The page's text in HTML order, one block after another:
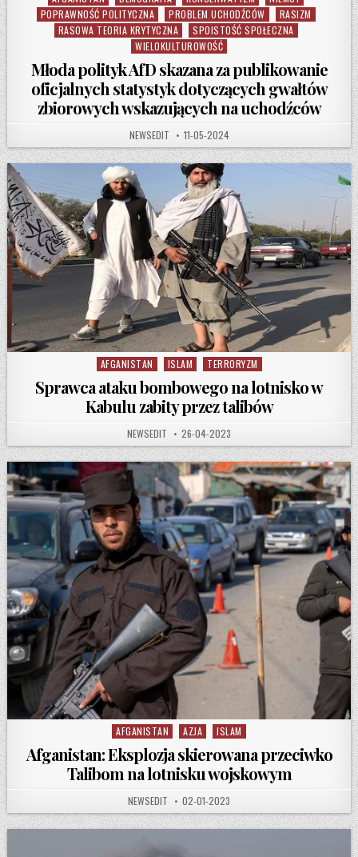
POPRAWNOŚĆ POLITYCZNA
PROBLEM UCHODŹCÓW
RASIZM
RASOWA TEORIA KRYTYCZNA
SPOISTOŚĆ SPOŁECZNA
WIELOKULTUROWOŚĆ
Młoda polityk AfD skazana za publikowanie
oficjalnych statystyk dotyczących gwałtów
zbiorowych wskazujących na uchodźców
AUTHOR:
NEWSEDIT PUBLISHED DATE:
11-05-2024
Posted in
AFGANISTAN ISLAM TERRORYZM
Sprawca ataku bombowego na lotnisko w
Kabulu zabity przez talibów
AUTHOR:
NEWSEDIT PUBLISHED DATE:
26-04-2023
Posted in
AFGANISTAN AZJA ISLAM
Afganistan: Eksplozja skierowana przeciwko
Talibom na lotnisku wojskowym
AUTHOR:
NEWSEDIT PUBLISHED DATE:
02-01-2023